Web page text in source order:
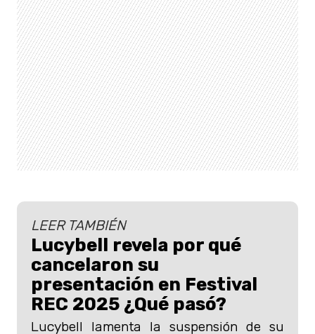
LEER TAMBIÉN
Lucybell revela por qué
cancelaron su
presentación en Festival
REC 2025 ¿Qué pasó?
Lucybell lamenta la suspensión de su